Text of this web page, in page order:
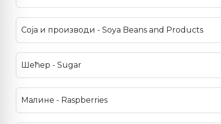
Соја и производи - Soya Beans and Products
Шећер - Sugar
Малине - Raspberries